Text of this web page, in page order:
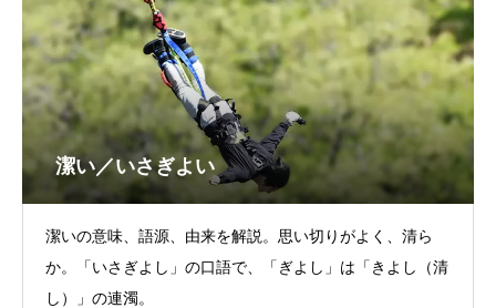
潔い／いさぎよい
潔いの意味、語源、由来を解説。思い切りがよく、清ら
か。「いさぎよし」の口語で、「ぎよし」は「きよし（清
し）」の連濁。